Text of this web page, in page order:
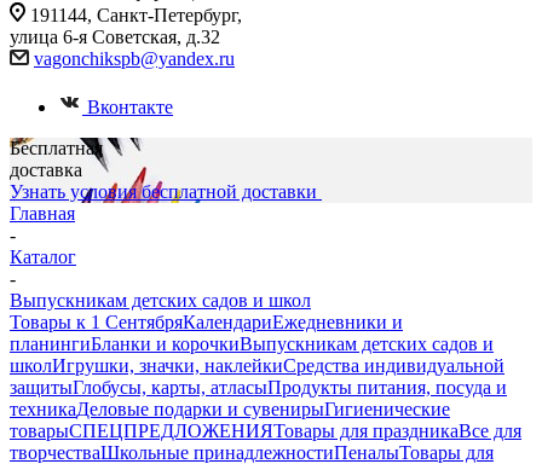
191144, Санкт-Петербург,
улица 6-я Советская, д.32
vagonchikspb@yandex.ru
Вконтакте
Бесплатная
доставка
Узнать условия бесплатной доставки
Главная
-
Каталог
-
Выпускникам детских садов и школ
Товары к 1 СентябряКалендариЕжедневники и
планингиБланки и корочкиВыпускникам детских садов и
школИгрушки, значки, наклейкиСредства индивидуальной
защитыГлобусы, карты, атласыПродукты питания, посуда и
техникаДеловые подарки и сувенирыГигиенические
товарыСПЕЦПРЕДЛОЖЕНИЯТовары для праздникаВсе для
творчестваШкольные принадлежностиПеналыТовары для